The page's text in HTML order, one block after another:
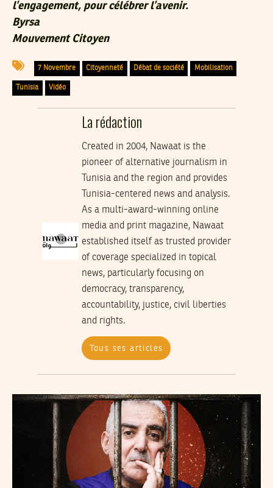
l’engagement, pour célébrer l’avenir.
Byrsa
Mouvement Citoyen
7 Novembre Citoyenneté Débat de société Mobilisation
Tunisia Vidéo
La rédaction
Created in 2004, Nawaat is the
pioneer of alternative journalism in
Tunisia and the region and provides
Tunisia-centered news and analysis.
As a multi-award-winning online
media and print magazine, Nawaat
established itself as trusted provider
of coverage specialized in topical
news, particularly focusing on
democracy, transparency,
accountability, justice, civil liberties
and rights.
Tous ses articles